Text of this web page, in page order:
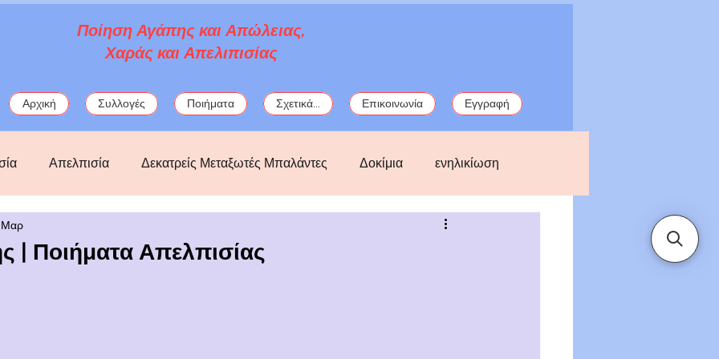
Ποίηση Αγάπης και Απώλειας,
Χαράς και Απελιπισίας
Αρχική Συλλογές Ποιήματα Σχετικά... Επικοινωνία Εγγραφή
Απελπισία Δεκατρείς Μεταξωτές Μπαλάντες Δοκίμια ενηλικίωση
παλιές ιστορίες
| Ποιήματα Απελπισίας
Μαρ